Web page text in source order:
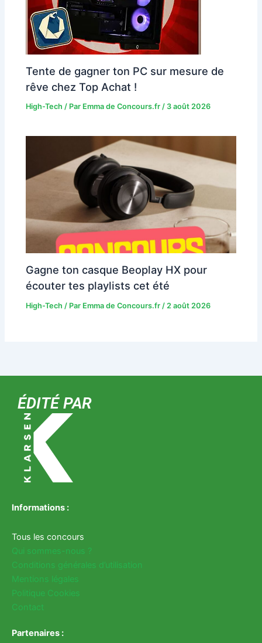
Tente de gagner ton PC sur mesure de
rêve chez Top Achat !
High-Tech / Par Emma de Concours.fr/ 3 août 2026
Gagne ton casque Beoplay HX pour
écouter tes playlists cet été
High-Tech / Par Emma de Concours.fr / 2 août 2026
ÉDITÉ PAR
Informations :
Tous les concours
Qui sommes-nous ?
Conditions générales d’utilisation
Mentions légales
Politique Cookies
Contact
Partenaires :